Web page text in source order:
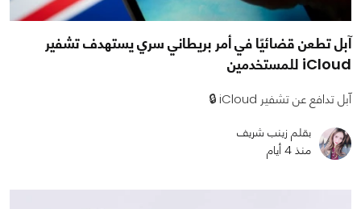
آبل تطعن قضائيًا في أمر بريطاني سري يستهدف تشفير
iCloud للمستخدمين
آبل تدافع عن تشفير iCloud 🔒
بقلم زينب شريف
منذ 4 أيام